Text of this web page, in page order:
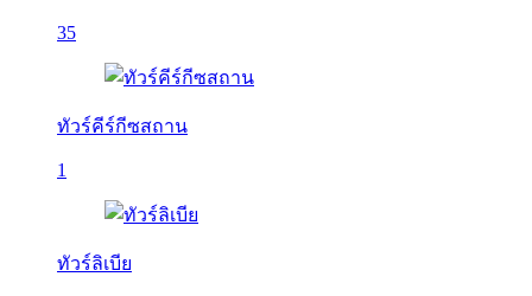
35
ทัวร์คีร์กีซสถาน
1
ทัวร์ลิเบีย